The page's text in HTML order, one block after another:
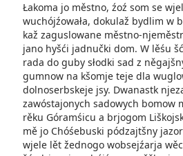
Łakoma jo městno, źoź som se
wuchójźowała, dokulaž bydlim w
kaž zaguslowane městno-
jano hyšći jadnučki dom. W lěśu
rada do guby słodki sad z
gumnow na kšomje teje dla
dolnoserbskeje jsy. Dwanastk
zawóstajonych sadowych bomow
rěku Góramśicu a brjogom
mě jo Chóśebuski pódzajtšny
wjele lět žednogo wobsejźarja